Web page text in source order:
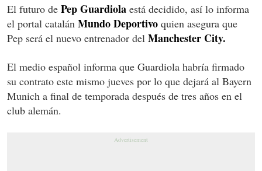
El futuro de Pep Guardiola está decidido, así lo informa
el portal catalán Mundo Deportivo quien asegura que
Pep será el nuevo entrenador del Manchester City.
El medio español informa que Guardiola habría firmado
su contrato este mismo jueves por lo que dejará al Bayern
Munich a final de temporada después de tres años en el
club alemán.